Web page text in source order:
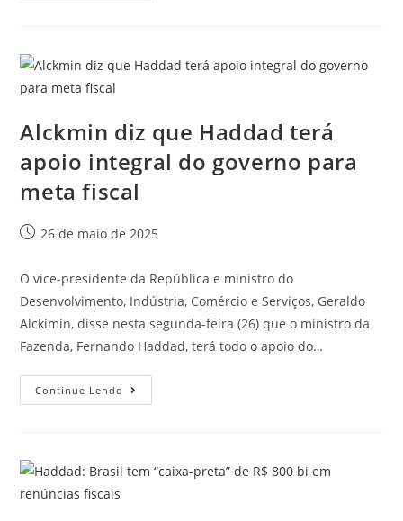
Alckmin diz que Haddad terá
apoio integral do governo para
meta fiscal
26 de maio de 2025
O vice-presidente da República e ministro do
Desenvolvimento, Indústria, Comércio e Serviços, Geraldo
Alckimin, disse nesta segunda-feira (26) que o ministro da
Fazenda, Fernando Haddad, terá todo o apoio do…
Continue Lendo